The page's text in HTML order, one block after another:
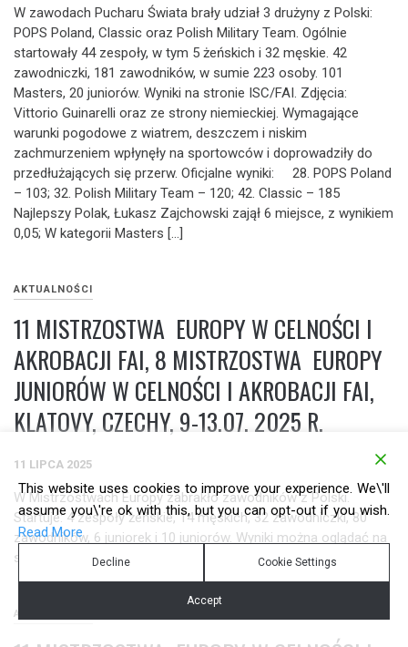
W zawodach Pucharu Świata brały udział 3 drużyny z Polski:
POPS Poland, Classic oraz Polish Military Team. Ogólnie
startowały 44 zespoły, w tym 5 żeńskich i 32 męskie. 42
zawodniczki, 181 zawodników, w sumie 223 osoby. 101
Masters, 20 juniorów. Wyniki na stronie ISC/FAI. Zdjęcia:
Vittorio Guinarelli oraz ze strony niemieckiej. Wymagające
warunki pogodowe z wiatrem, deszczem i niskim
zachmurzeniem wpłynęły na sportowców i doprowadziły do
przedłużających się przerw. Oficjalne wyniki: 28. POPS Poland
– 103; 32. Polish Military Team – 120; 42. Classic – 185
Najlepszy Polak, Łukasz Zajchowski zajął 6 miejsce, z wynikiem
0,05; W kategorii Masters […]
AKTUALNOŚCI
11 MISTRZOSTWA EUROPY W CELNOŚCI I
AKROBACJI FAI, 8 MISTRZOSTWA EUROPY
JUNIORÓW W CELNOŚCI I AKROBACJI FAI,
KLATOVY, CZECHY, 9-13.07. 2025 R.
11 LIPCA 2025
W Mistrzostwach Europy zabrakło zawodników z Polski.
Startuje: 4 zespoły żeńskie, 14 męskich, 32 zawodniczki, 80
zawodników, 6 juniorek i 10 juniorów. Wyniki można oglądać na
stronie ISC/FAI
AKTUALNOŚCI
This website uses cookies to improve your experience. We\'ll
assume you\'re ok with this, but you can opt-out if you wish.
Read More
Decline Cookie Settings
Accept